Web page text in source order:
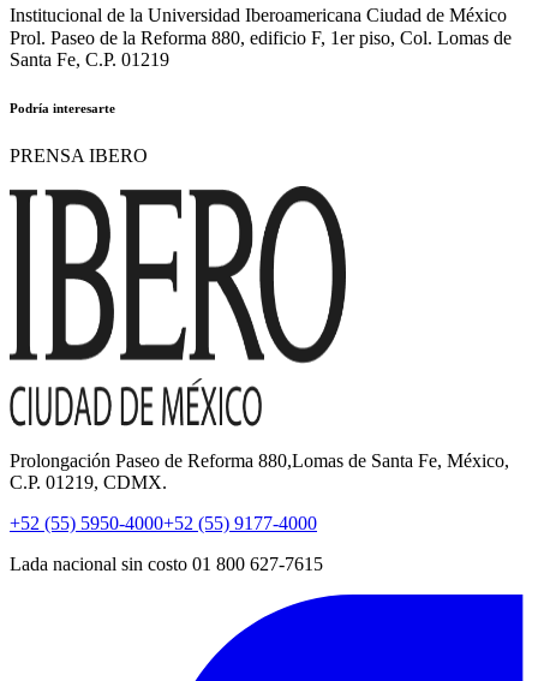
Institucional de la Universidad Iberoamericana Ciudad de México
Prol. Paseo de la Reforma 880, edificio F, 1er piso, Col. Lomas de
Santa Fe, C.P. 01219
Podría interesarte
PRENSA IBERO
Prolongación Paseo de Reforma 880,Lomas de Santa Fe, México,
C.P. 01219, CDMX.
+52 (55) 5950-4000+52 (55) 9177-4000
Lada nacional sin costo 01 800 627-7615